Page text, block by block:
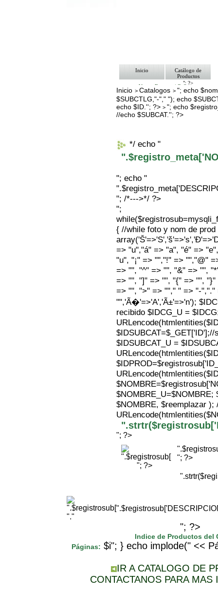
Inicio
Catálogo de
Productos
"; ?>
Ventas Empresa/ Gobierno
Ofertas
Envíos y Formas de Pago
Nosotros
Bolsa de Trabajo
Contacto
Inicio >Catalogos >"; echo
$SUBCTLG,"-"," "); echo
echo $ID.''; ?>>"; echo
//echo $SUBCAT.''; ?>
*/ echo "
"; echo "
"; /*--->*/ ?>
";
{ //while foto y nom de
=> "u","á" => "a", "é" =>
"u", "¡" => "","!" => "","@"
=> "", "^" => "", "&" => "",
=> "", "]" => "", "{" => "",
=> "", ">" => ""," " => "-","."
"",'Ã�'=>'A','Ã±'=>'n');
recibido $IDCG_U =
$IDSUBCAT_U =
$NOMBRE, $reemplazar );
"; ?>
"; ?>
"; ?>
"."
"; ?>
Indice de Productos del
Páginas: $i"; } echo implode(" <<
IR A CATALOGO DE
CONTACTANOS PARA